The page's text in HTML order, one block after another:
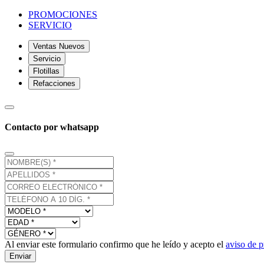
PROMOCIONES
SERVICIO
Ventas Nuevos
Servicio
Flotillas
Refacciones
Contacto por whatsapp
Al enviar este formulario confirmo que he leído y acepto el aviso de
Enviar